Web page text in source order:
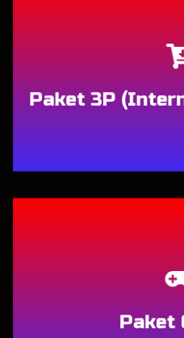
Paket 3P
Paket